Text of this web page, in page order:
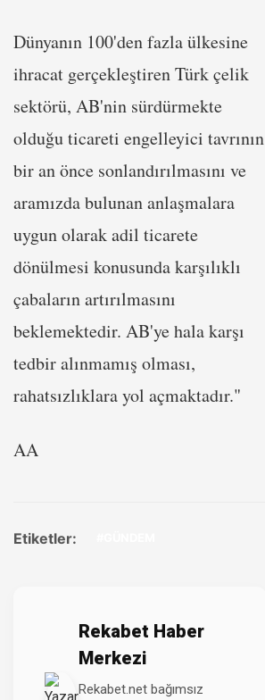
Dünyanın 100'den fazla ülkesine
ihracat gerçekleştiren Türk çelik
sektörü, AB'nin sürdürmekte
olduğu ticareti engelleyici tavrının
bir an önce sonlandırılmasını ve
aramızda bulunan anlaşmalara
uygun olarak adil ticarete
dönülmesi konusunda karşılıklı
çabaların artırılmasını
beklemektedir. AB'ye hala karşı
tedbir alınmamış olması,
rahatsızlıklara yol açmaktadır."
AA
Etiketler:
Rekabet Haber
Merkezi
Rekabet.net bağımsız